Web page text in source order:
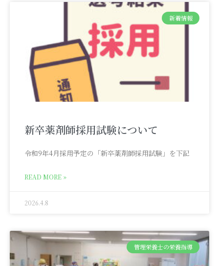
新着情報
新卒薬剤師採用試験について
令和9年4月採用予定の「新卒薬剤師採用試験」を下記
READ MORE »
2026.4.8
管理栄養士の栄養指導